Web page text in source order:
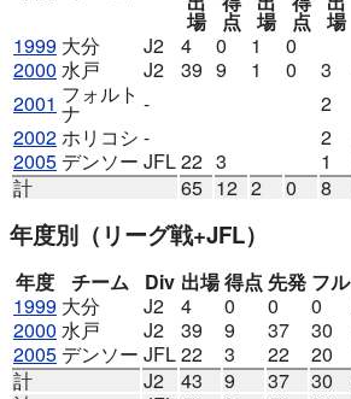
場 点 場 点 場
1999 大分 J2 4 0 1 0
2000 水戸 J2 39 9 1 0 3
2001 フォルト
ナ - 2
2002ホリコシ - 2
2005 デンソー JFL22 3 1
計
65 12 2 0 8
年度別 （リーグ戦+JFL）
年度 チーム Div 出場得点 先発 フル
1999 大分 J2 4 0 0 0
2000 水戸 J2 39 9 37 30
2005 デンソー JFL22 3 22 20
計
J2 43 9 37 30